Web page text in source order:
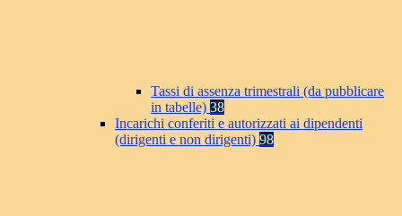
Tassi di assenza trimestrali (da pubblicare
in tabelle) 38
Incarichi conferiti e autorizzati ai dipendenti
(dirigenti e non dirigenti) 98